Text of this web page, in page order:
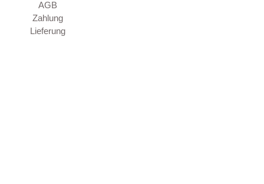
AGB
Zahlung
Lieferung